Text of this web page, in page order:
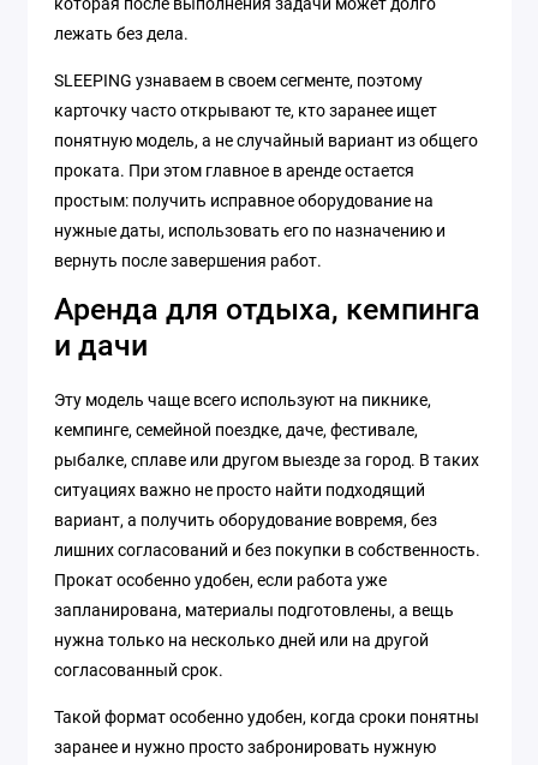
которая после выполнения задачи может долго
лежать без дела.
SLEEPING узнаваем в своем сегменте, поэтому
карточку часто открывают те, кто заранее ищет
понятную модель, а не случайный вариант из общего
проката. При этом главное в аренде остается
простым: получить исправное оборудование на
нужные даты, использовать его по назначению и
вернуть после завершения работ.
Аренда для отдыха, кемпинга
и дачи
Эту модель чаще всего используют на пикнике,
кемпинге, семейной поездке, даче, фестивале,
рыбалке, сплаве или другом выезде за город. В таких
ситуациях важно не просто найти подходящий
вариант, а получить оборудование вовремя, без
лишних согласований и без покупки в собственность.
Прокат особенно удобен, если работа уже
запланирована, материалы подготовлены, а вещь
нужна только на несколько дней или на другой
согласованный срок.
Такой формат особенно удобен, когда сроки понятны
заранее и нужно просто забронировать нужную